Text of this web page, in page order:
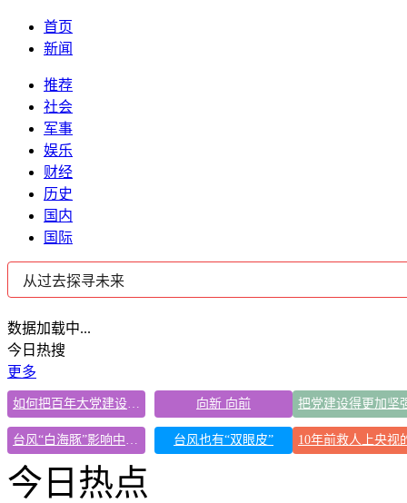
首页
新闻
推荐
社会
军事
娱乐
财经
历史
国内
国际
数据加载中...
今日热搜
更多
如何把百年大党建设得更加坚强有力 向新 向前
台风“白海豚”影响中国已成定局 台风也有“双眼皮”
今日热点